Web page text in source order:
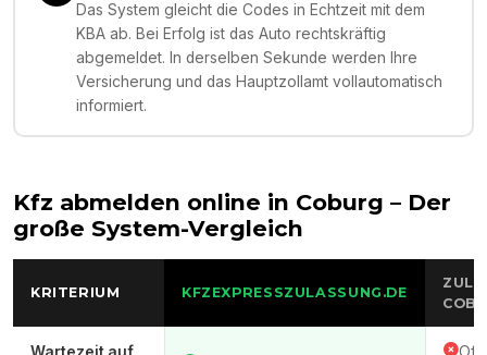
Das System gleicht die Codes in Echtzeit mit dem
KBA ab. Bei Erfolg ist das Auto rechtskräftig
abgemeldet. In derselben Sekunde werden Ihre
Versicherung und das Hauptzollamt vollautomatisch
informiert.
Kfz abmelden online in Coburg – Der
große System-Vergleich
KRITERIUM KFZEXPRESSZULASSUNG.DE
Wartezeit auf
Oft